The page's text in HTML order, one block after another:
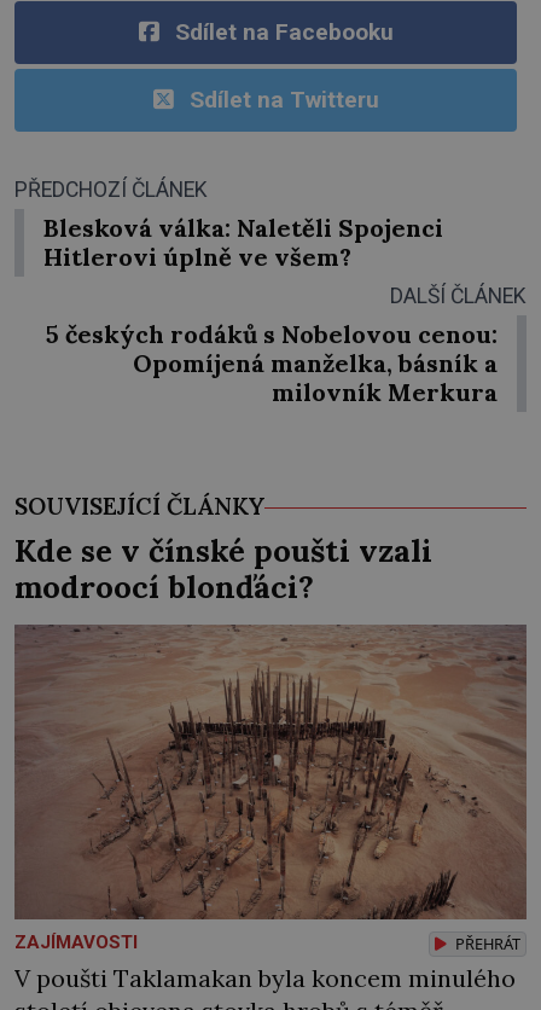
Sdílet na Facebooku
Sdílet na Twitteru
PŘEDCHOZÍ ČLÁNEK
Blesková válka: Naletěli Spojenci
Hitlerovi úplně ve všem?
DALŠÍ ČLÁNEK
5 českých rodáků s Nobelovou cenou:
Opomíjená manželka, básník a
milovník Merkura
SOUVISEJÍCÍ ČLÁNKY
Kde se v čínské poušti vzali
modroocí blonďáci?
ZAJÍMAVOSTI PŘEHRÁT
V poušti Taklamakan byla koncem minulého